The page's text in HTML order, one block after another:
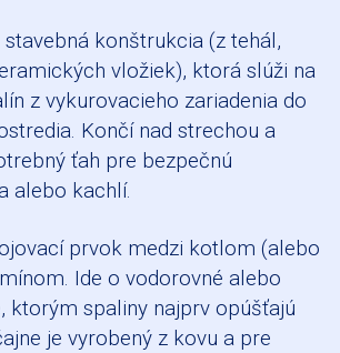
stavebná konštrukcia (z tehál,
vložiek), ktorá slúži na
z vykurovacieho zariadenia do
Končí nad strechou a
ťah pre bezpečnú
alebo kachlí.
prvok medzi kotlom (alebo
Ide o vodorovné alebo
ktorým spaliny najprv opúšťajú
je vyrobený z kovu a pre